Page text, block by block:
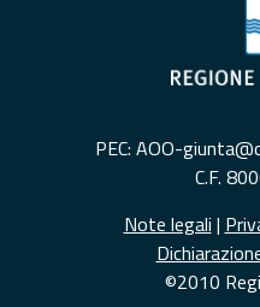
PEC: AOO-
C.F.
Note legali |
©2010